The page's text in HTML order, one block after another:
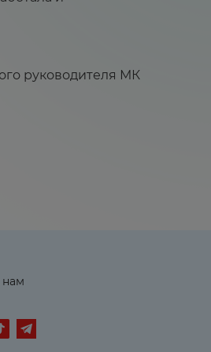
руководителя МК
нам